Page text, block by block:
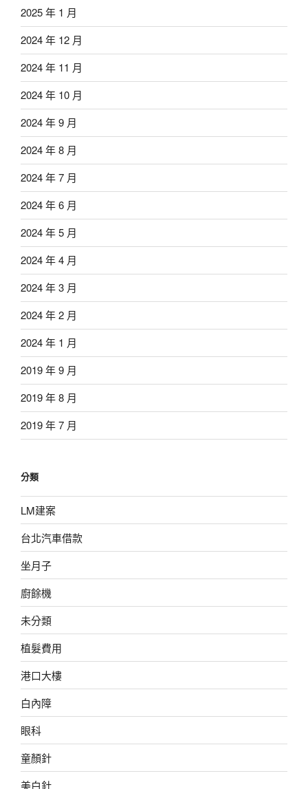
2025 年 1 月
2024 年 12 月
2024 年 11 月
2024 年 10 月
2024 年 9 月
2024 年 8 月
2024 年 7 月
2024 年 6 月
2024 年 5 月
2024 年 4 月
2024 年 3 月
2024 年 2 月
2024 年 1 月
2019 年 9 月
2019 年 8 月
2019 年 7 月
分類
LM建案
台北汽車借款
坐月子
廚餘機
未分類
植髮費用
港口大樓
白內障
眼科
童顏針
美白針